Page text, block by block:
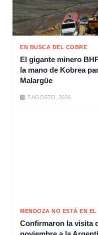
EN BUSCA DEL COBRE
El gigante minero
la mano de Kobrea
Malargüe
5 AGOSTO, 2026
MENDOZA NO ESTÁ EN
Confirmaron la visita